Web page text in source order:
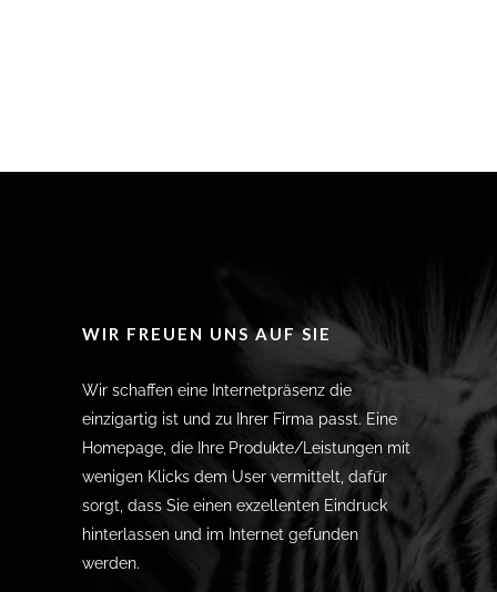
WIR FREUEN UNS AUF SIE
Wir schaffen eine Internetpräsenz die
einzigartig ist und zu Ihrer Firma passt. Eine
Homepage, die Ihre Produkte/Leistungen mit
wenigen Klicks dem User vermittelt, dafür
sorgt, dass Sie einen exzellenten Eindruck
hinterlassen und im Internet gefunden
werden.